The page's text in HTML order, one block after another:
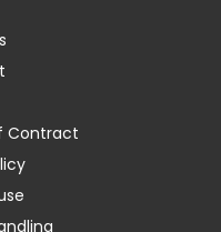
Contract